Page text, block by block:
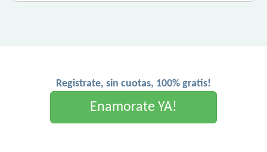
Registrate, sin cuotas, 100% gratis!
Enamorate YA!